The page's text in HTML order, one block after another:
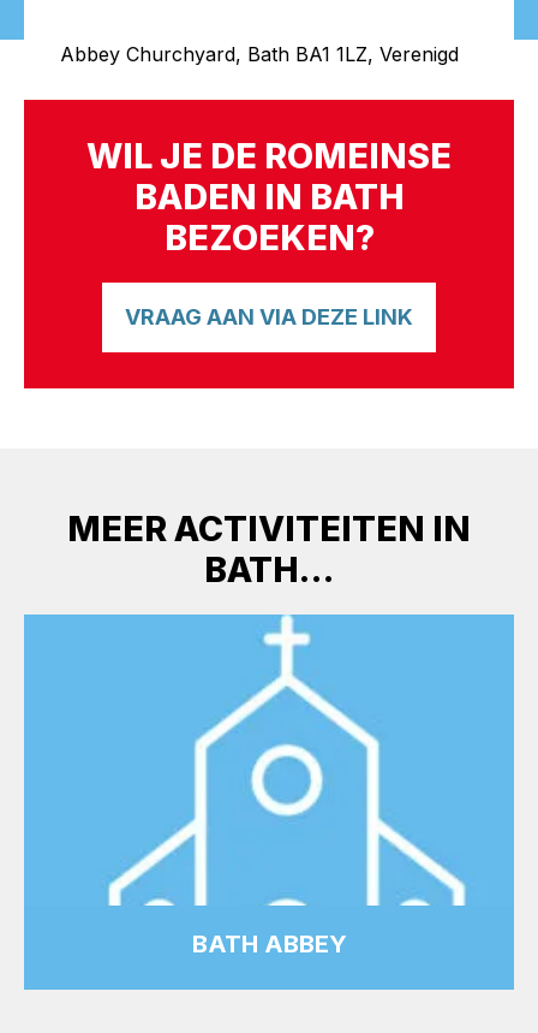
Abbey Churchyard, Bath BA1 1LZ, Verenigd
WIL JE DE ROMEINSE
BADEN IN BATH
BEZOEKEN?
VRAAG AAN VIA DEZE LINK
MEER ACTIVITEITEN IN
BATH…
BATH ABBEY